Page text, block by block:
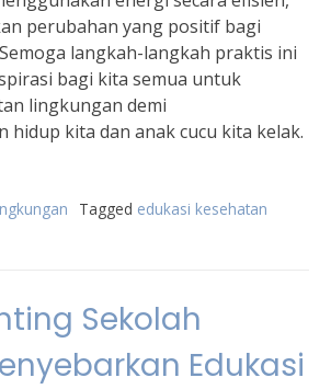
perubahan yang positif bagi
langkah-langkah praktis ini
bagi kita semua untuk
lingkungan demi
hidup kita dan anak cucu kita kelak.
Tagged edukasi kesehatan
Sekolah
Edukasi